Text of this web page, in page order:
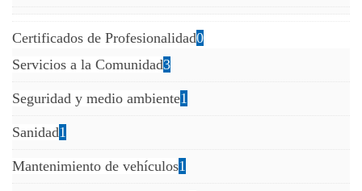
Certificados de Profesionalidad0
Servicios a la Comunidad3
Seguridad y medio ambiente1
Sanidad1
Mantenimiento de vehículos1